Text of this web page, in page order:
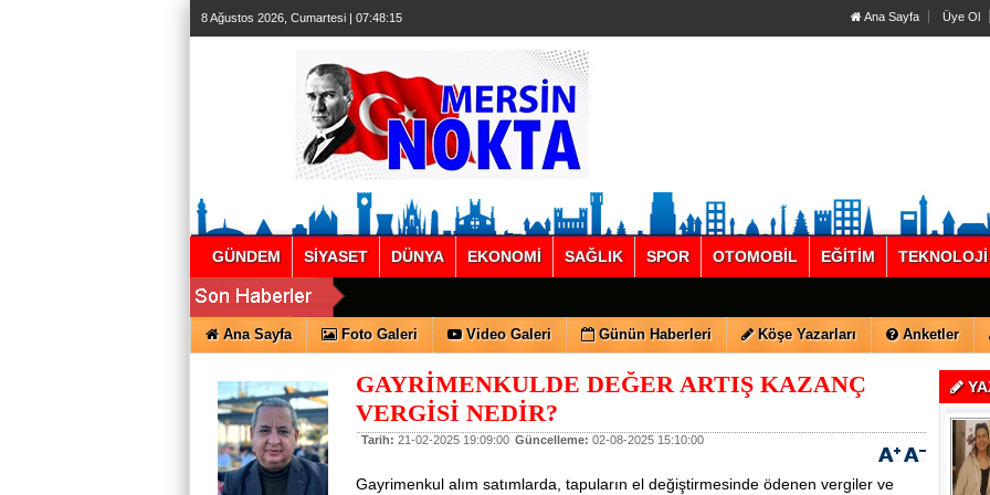
8 Ağustos 2026, Cumartesi | 07:48:16 Ana Sayfa Üye Ol
GÜNDEM SİYASET DÜNYA EKONOMİ SAĞLIK SPOR OTOMOBİL EĞİTİM TEKNOLOJİ
Ana Sayfa Foto Galeri Video Galeri Günün Haberleri Köşe Yazarları Anketler
GAYRİMENKULDE DEĞER ARTIŞ KAZANÇ
VERGİSİ NEDİR?
Tarih: 21-02-2025 19:09:00 Güncelleme: 02-08-2025 15:10:00
Gayrimenkul alım satımlarda, tapuların el değiştirmesinde ödenen vergiler ve